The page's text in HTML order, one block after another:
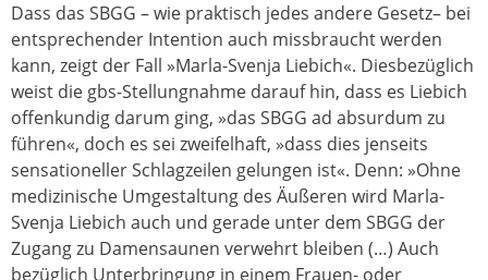
Dass das SBGG – wie praktisch jedes andere Gesetz– bei
entsprechender Intention auch missbraucht werden
kann, zeigt der Fall »Marla-Svenja Liebich«. Diesbezüglich
weist die gbs-Stellungnahme darauf hin, dass es Liebich
offenkundig darum ging, »das SBGG ad absurdum zu
führen«, doch es sei zweifelhaft, »dass dies jenseits
sensationeller Schlagzeilen gelungen ist«. Denn: »Ohne
medizinische Umgestaltung des Äußeren wird Marla-
Svenja Liebich auch und gerade unter dem SBGG der
Zugang zu Damensaunen verwehrt bleiben (…) Auch
bezüglich Unterbringung in einem Frauen- oder